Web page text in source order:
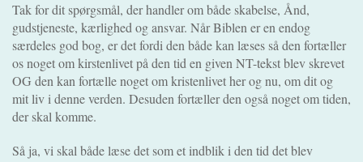
Tak for dit spørgsmål, der handler om både skabelse, Ånd,
gudstjeneste, kærlighed og ansvar. Når Biblen er en endog
særdeles god bog, er det fordi den både kan læses så den fortæller
os noget om kirstenlivet på den tid en given NT-tekst blev skrevet
OG den kan fortælle noget om kristenlivet her og nu, om dit og
mit liv i denne verden. Desuden fortæller den også noget om tiden,
der skal komme.
Så ja, vi skal både læse det som et indblik i den tid det blev